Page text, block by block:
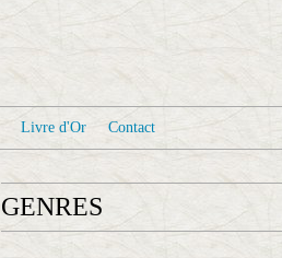
Livre d'Or Contact
GENRES